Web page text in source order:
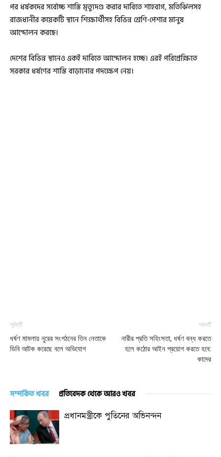
পর ধর্ষকদের সর্বোচ্চ শাস্তি মৃত্যুদণ্ড করার দাবিতে শাহবাগ, মতিঝিলসহ
রাজধানীর কয়েকটি স্থানে শিক্ষার্থীসহ বিভিন্ন শ্রেণি-পেশার মানুষ
আন্দোলন করছে।
দেশের বিভিন্ন স্থানেও একই দাবিতে আন্দোলন হচ্ছে। এরই পরিপ্রেক্ষিতে
সরকার ধর্ষণের শাস্তি বাড়ানোর পদক্ষেপ নেয়।
পূর্ববর্তী
ধর্ষণ মামলায় নুরের সংগঠনের তিন নেতাকে
ডিবি আটক করেছে বলে অভিযোগ
পরবর্তী
নারীর প্রতি সহিংসতা, ধর্ষণ বন্ধ করতে
হলে কঠোর আইন প্রয়োগ করতে হবে:
কাদের
সম্পর্কিত খবর প্রতিবেদক থেকে আরও খবর
প্রধানমন্ত্রীকে পুতিনের অভিনন্দন